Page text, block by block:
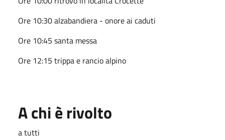
Ore 10:30 alzabandiera - onore ai caduti
Ore 10:45 santa messa
Ore 12:15 trippa e rancio alpino
A chi è rivolto
a tutti